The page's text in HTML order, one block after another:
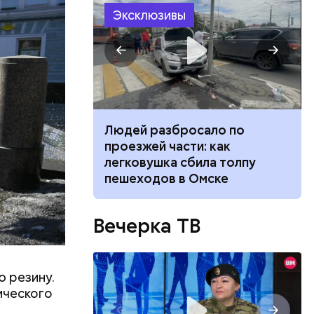
резину.
всем
Он
Эксклюзивы
поможет ли
сбросить
Людей разбросало по
проезжей части: как
легковушка сбила толпу
пешеходов в Омске
Вечерка ТВ